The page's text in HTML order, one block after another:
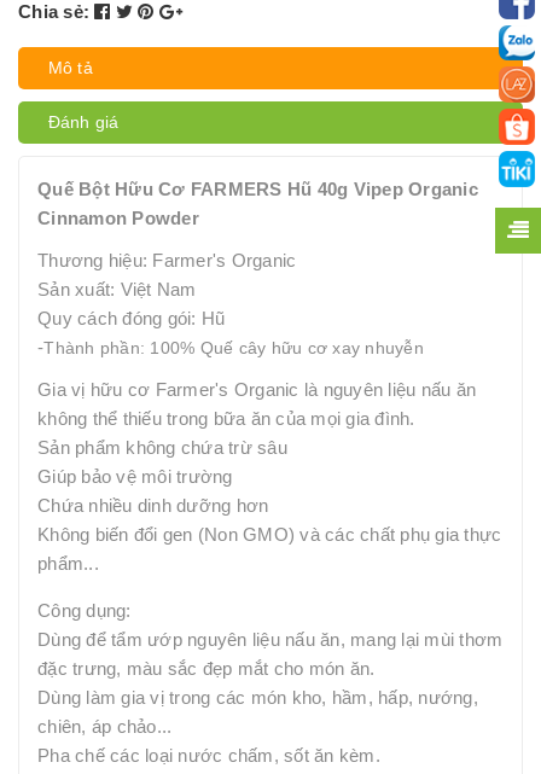
Chia sẻ:
Mô tả
Đánh giá
Quế Bột Hữu Cơ FARMERS Hũ 40g Vipep Organic
Cinnamon Powder
Thương hiệu: Farmer's Organic
Sản xuất: Việt Nam
Quy cách đóng gói: Hũ
-Thành phần: 100% Quế cây hữu cơ xay nhuyễn
Gia vị hữu cơ Farmer's Organic là nguyên liệu nấu ăn
không thể thiếu trong bữa ăn của mọi gia đình.
Sản phẩm không chứa trừ sâu
Giúp bảo vệ môi trường
Chứa nhiều dinh dưỡng hơn
Không biến đổi gen (Non GMO) và các chất phụ gia thực
phẩm...
Công dụng:
Dùng để tẩm ướp nguyên liệu nấu ăn, mang lại mùi thơm
đặc trưng, màu sắc đẹp mắt cho món ăn.
Dùng làm gia vị trong các món kho, hầm, hấp, nướng,
chiên, áp chảo...
Pha chế các loại nước chấm, sốt ăn kèm.